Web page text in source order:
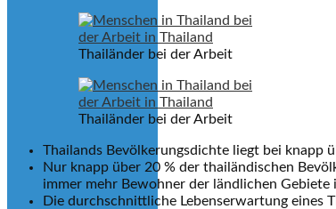
Thailänder bei der Arbeit
Thailänder bei der Arbeit
Thailands Bevölkerungsdichte liegt bei knapp
Nur knapp über 20 % der thailändischen
immer mehr Bewohner der ländlichen
Die durchschnittliche Lebenserwartung eines